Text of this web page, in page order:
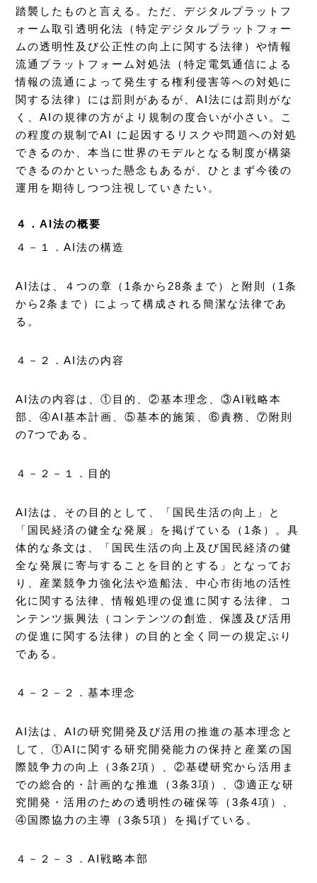
踏襲したものと言える。ただ、デジタルプラットフ
ォーム取引透明化法（特定デジタルプラットフォー
ムの透明性及び公正性の向上に関する法律）や情報
流通プラットフォーム対処法（特定電気通信による
情報の流通によって発生する権利侵害等への対処に
関する法律）には罰則があるが、AI法には罰則がな
く、AIの規律の方がより規制の度合いが小さい。こ
の程度の規制でAI に起因するリスクや問題への対処
できるのか、本当に世界のモデルとなる制度が構築
できるのかといった懸念もあるが、ひとまず今後の
運用を期待しつつ注視していきたい。
４．AI法の概要
４－１．AI法の構造
AI法は、４つの章（1条から28条まで）と附則（1条
から2条まで）によって構成される簡潔な法律であ
る。
４－２．AI法の内容
AI法の内容は、①目的、②基本理念、③AI戦略本
部、④AI基本計画、⑤基本的施策、⑥責務、⑦附則
の7つである。
４－２－１．目的
AI法は、その目的として、「国民生活の向上」と
「国民経済の健全な発展」を掲げている（1条）。具
体的な条文は、「国民生活の向上及び国民経済の健
全な発展に寄与することを目的とする」となってお
り、産業競争力強化法や造船法、中心市街地の活性
化に関する法律、情報処理の促進に関する法律、コ
ンテンツ振興法（コンテンツの創造、保護及び活用
の促進に関する法律）の目的と全く同一の規定ぶり
である。
４－２－２．基本理念
AI法は、AIの研究開発及び活用の推進の基本理念と
して、①AIに関する研究開発能力の保持と産業の国
際競争力の向上（3条2項）、②基礎研究から活用ま
での総合的・計画的な推進（3条3項）、③適正な研
究開発・活用のための透明性の確保等（3条4項）、
④国際協力の主導（3条5項）を掲げている。
４－２－３．AI戦略本部